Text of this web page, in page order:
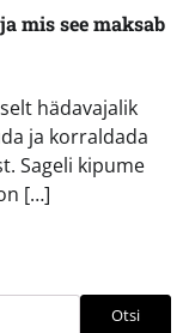
mis see maksab
hädavajalik
ja korraldada
Sageli kipume
[…]
Otsi